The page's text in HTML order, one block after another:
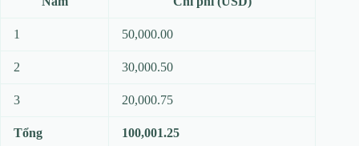
1 50,000.00
2 30,000.50
3 20,000.75
Tổng 100,001.25